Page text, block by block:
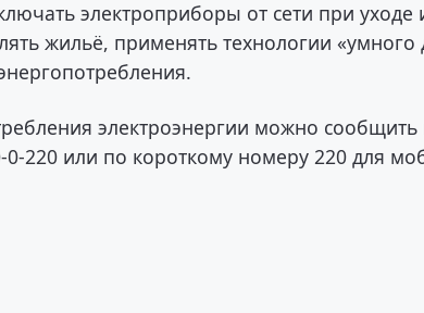
электроприборы от сети при уходе
жильё, применять технологии
электроэнергии можно
220 или по короткому номеру 220 для